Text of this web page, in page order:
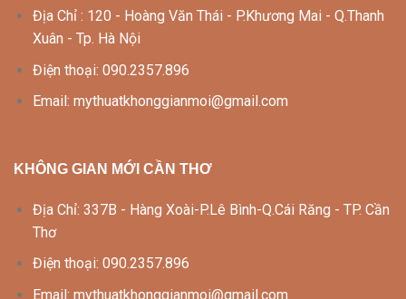
Địa Chỉ : 120 - Hoàng Văn Thái - P.Khương Mai - Q.Thanh
Xuân - Tp. Hà Nội
Điện thoại: 090.2357.896
Email: mythuatkhonggianmoi@gmail.com
KHÔNG GIAN MỚI CẦN THƠ
Địa Chỉ: 337B - Hàng Xoài-P.Lê Bình-Q.Cái Răng - TP. Cần
Thơ
Điện thoại: 090.2357.896
Email: mythuatkhonggianmoi@gmail.com